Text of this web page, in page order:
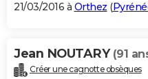
21/03/2016 à Orthez (
Jean NOUTARY (91
Créer une cagnotte obsèques